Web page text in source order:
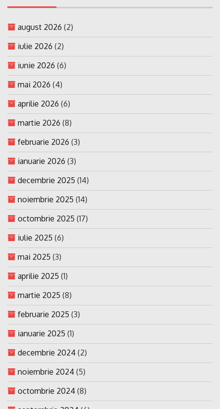
august 2026 (2)
iulie 2026 (2)
iunie 2026 (6)
mai 2026 (4)
aprilie 2026 (6)
martie 2026 (8)
februarie 2026 (3)
ianuarie 2026 (3)
decembrie 2025 (14)
noiembrie 2025 (14)
octombrie 2025 (17)
iulie 2025 (6)
mai 2025 (3)
aprilie 2025 (1)
martie 2025 (8)
februarie 2025 (3)
ianuarie 2025 (1)
decembrie 2024 (2)
noiembrie 2024 (5)
octombrie 2024 (8)